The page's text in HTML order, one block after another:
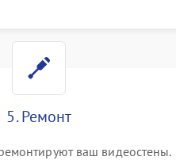
5. Ремонт
ваш видеостены.